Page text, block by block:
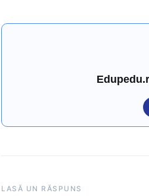
LASĂ UN RĂSPUNS